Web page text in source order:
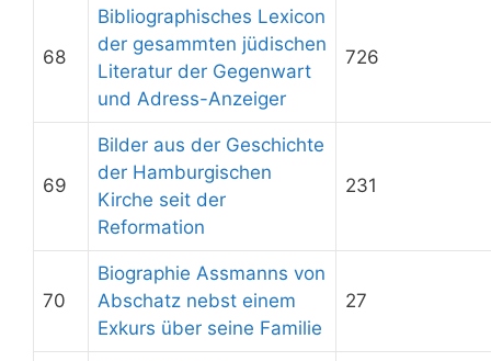
68
Bibliographisches Lexicon
der gesammten jüdischen
Literatur der Gegenwart
und Adress-Anzeiger
726
69
Bilder aus der Geschichte
der Hamburgischen
Kirche seit der
Reformation
231
70
Biographie Assmanns von
Abschatz nebst einem
Exkurs über seine Familie
27